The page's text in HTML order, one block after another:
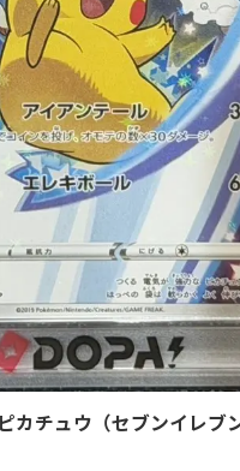
カチュウ（セブンイレブ